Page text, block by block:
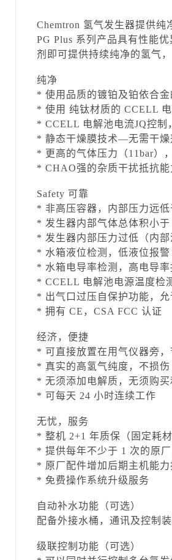
Chemtron 氢气发生器提供纯
PG Plus 系列产品具有性能
剂即可提供持续纯净的氢气
纯净
* 使用品质的镀铂及铂依合
* 使用 纯钛材质的 CCELL
* CCELL 电解池电流JQ控制
* 静态干燥膜技术—无需干燥
* 更高的气体压力（11bar）
* CHAO强的杂质干扰抵抗
Safety 可靠
* 非高压容器，内部压力远
* 发生器内部气体总体积小
* 发生器内部压力过低（内
* 水箱液位检测，低液位报警
* 水箱电导率检测，高电导
* CCELL 电解池电源温度检
* 出气口过压自保护功能，
* 拥有 CE，CSA FCC 认证
经济，便捷
* 可直接放置在用气仪器旁
* 真实的高氢气纯度，不损
* 无须添加电解质，无须购
* 可每天 24 小时连续工作
无忧，服务
* 整机 2+1 年质保（固定耗
* 提供每年不少于 1 次的原
* 原厂配件增加后期主机能
* 免费操作系统升级服务
自动补水功能（可选）
配备外接水桶，通讯及控制
级联控制功能（可选）